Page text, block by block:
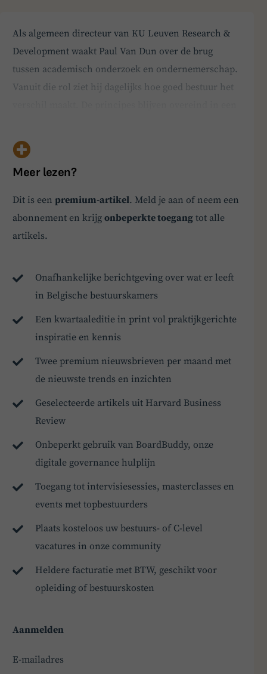
Als algemeen directeur van KU Leuven Research &
Development waakt Paul Van Dun over de brug
tussen academisch onderzoek en ondernemerschap.
Vanuit die rol ziet hij dagelijks hoe goed bestuur het
evolueert. “Transparantie, verantwoordelijkheid en
diversiteit zijn nog altijd essentieel, maar artifi…
Meer lezen?
Dit is eenpremium-artikel. Meld je aan of neem een
abonnement en krijgonbeperkte toegang tot alle
artikels.
Onafhankelijke berichtgeving over wat er leeft
in Belgische bestuurskamers
Een kwartaaleditie in print vol praktijkgerichte
inspiratie en kennis
Twee premium nieuwsbrieven per maand met
de nieuwste trends en inzichten
Geselecteerde artikels uit Harvard Business
Review
Onbeperkt gebruik van BoardBuddy, onze
digitale governance hulplijn
Toegang tot intervisiesessies, masterclasses en
events met topbestuurders
Plaats kosteloos uw bestuurs- of C-level
vacatures in onze community
Heldere facturatie met BTW, geschikt voor
opleiding of bestuurskosten
Aanmelden
E-mailadres
BoardBuddy
Hey! Heb je een vraag over goed bestuur? Stel